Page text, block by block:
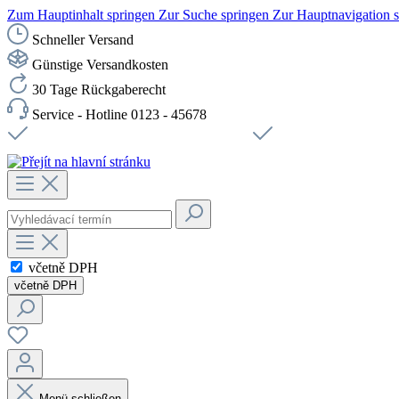
Zum Hauptinhalt springen Zur Suche springen Zur Hauptnavigation
Schneller Versand
Günstige Versandkosten
30 Tage Rückgaberecht
Service - Hotline 0123 - 45678
včetně DPH
včetně DPH